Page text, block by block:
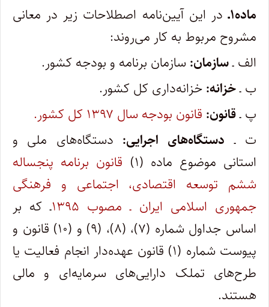
ماده۱ـ در این آیین‌نامه اصطلاحات زیر در معانی
مشروح مربوط به کار می‌روند:
الف ـسازمان: سازمان برنامه و بودجه کشور.
ب ـخزانه: خزانه‌داری کل کشور.
پ ـقانون: قانون بودجه سال ۱۳۹۷ کل کشور.
ت ـ دستگاه‌های اجرایی: دستگاه‌های ملی و
استانی موضوع ماده (۱)
قانون برنامه پنجساله
ششم توسعه اقتصادی، اجتماعی و فرهنگی
جمهوری اسلامی ایران ـ مصوب ۱۳۹۵
ـ که بر
اساس جداول شماره (۷)، (۸)، (۹) و (۱۰) قانون و
پیوست شماره (۱) قانون عهده‌دار انجام فعالیت یا
طرح‌های تملک دارایی‌های سرمایه‌ای و مالی
هستند.